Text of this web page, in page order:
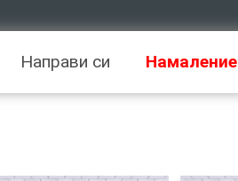
Направи си Намаление